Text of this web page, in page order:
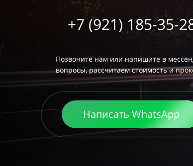
+7 (921) 185-35-
Позвоните нам или напишите в
вопросы, рассчитаем стоимость и
Написать WhatsApp